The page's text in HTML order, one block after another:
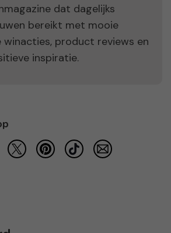
dat dagelijks
bereikt met mooie
winacties, product reviews en
inspiratie.